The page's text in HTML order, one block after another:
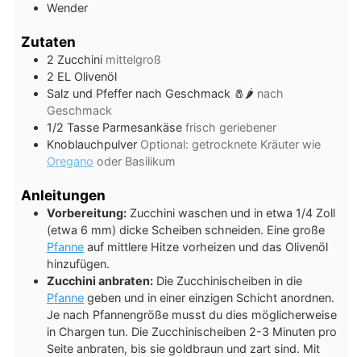
Wender
Zutaten
2 Zucchini mittelgroß
2 EL Olivenöl
Salz und Pfeffer nach Geschmack 🧂🌶️ nach
Geschmack
1/2 Tasse Parmesankäse frisch geriebener
Knoblauchpulver Optional: getrocknete Kräuter wie
Oregano oder Basilikum
Anleitungen
Vorbereitung: Zucchini waschen und in etwa 1/4 Zoll
(etwa 6 mm) dicke Scheiben schneiden. Eine große
Pfanne auf mittlere Hitze vorheizen und das Olivenöl
hinzufügen.
Zucchini anbraten: Die Zucchinischeiben in die
Pfanne geben und in einer einzigen Schicht anordnen.
Je nach Pfannengröße musst du dies möglicherweise
in Chargen tun. Die Zucchinischeiben 2-3 Minuten pro
Seite anbraten, bis sie goldbraun und zart sind. Mit